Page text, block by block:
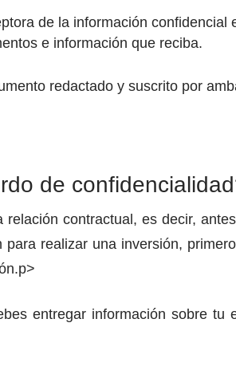
de la información
e información que reciba.
redactado y suscrito por
de
contractual, es decir,
realizar una inversión,
entregar información sobre tu